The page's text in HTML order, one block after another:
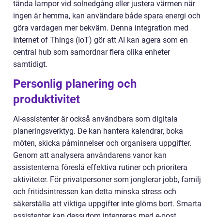
tända lampor vid solnedgång eller justera värmen när
ingen är hemma, kan användare både spara energi och
göra vardagen mer bekväm. Denna integration med
Internet of Things (IoT) gör att AI kan agera som en
central hub som samordnar flera olika enheter
samtidigt.
Personlig planering och
produktivitet
AI-assistenter är också användbara som digitala
planeringsverktyg. De kan hantera kalendrar, boka
möten, skicka påminnelser och organisera uppgifter.
Genom att analysera användarens vanor kan
assistenterna föreslå effektiva rutiner och prioritera
aktiviteter. För privatpersoner som jonglerar jobb, familj
och fritidsintressen kan detta minska stress och
säkerställa att viktiga uppgifter inte glöms bort. Smarta